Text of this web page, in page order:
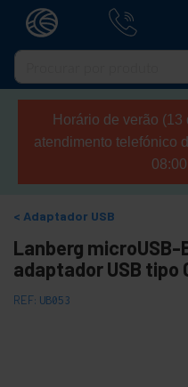
Horário de verão
atendimento telefónico
Adaptador USB
Lanberg microUSB-
adaptador USB tipo
REF: UB053